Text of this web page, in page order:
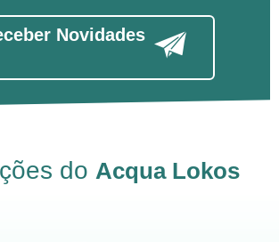
Novidades
do Acqua Lokos